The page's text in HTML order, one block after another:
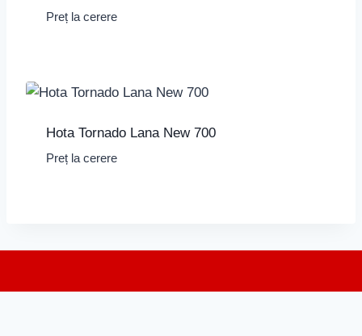
Preț la cerere
Hota Tornado Lana New 700
Preț la cerere